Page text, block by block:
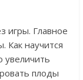
игры. Главное
Как научится
увеличить
плоды